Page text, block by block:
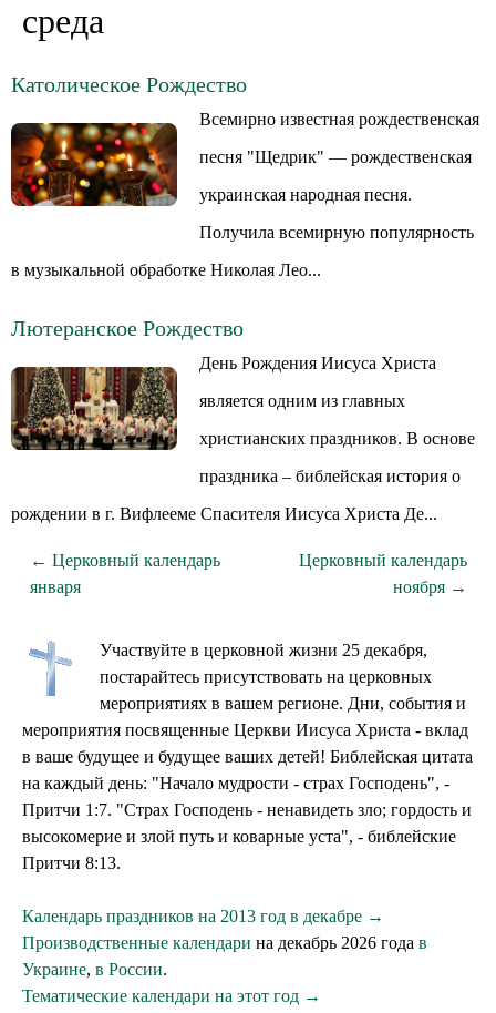
среда
Католическое Рождество
Всемирно известная рождественская
песня "Щедрик" — рождественская
украинская народная песня.
Получила всемирную популярность
в музыкальной обработке Николая Лео...
Лютеранское Рождество
День Рождения Иисуса Христа
является одним из главных
христианских праздников. В основе
праздника – библейская история о
рождении в г. Вифлееме Спасителя Иисуса Христа Де...
← Церковный календарь
января
Церковный календарь
ноября →
Участвуйте в церковной жизни 25 декабря,
постарайтесь присутствовать на церковных
мероприятиях в вашем регионе. Дни, события и
мероприятия посвященные Церкви Иисуса Христа - вклад
в ваше будущее и будущее ваших детей! Библейская цитата
на каждый день: "Начало мудрости - страх Господень", -
Притчи 1:7. "Страх Господень - ненавидеть зло; гордость и
высокомерие и злой путь и коварные уста", - библейские
Притчи 8:13.
Календарь праздников на 2013 год в декабре →
Производственные календари на декабрь 2026 года в
Украине, в России.
Тематические календари на этот год →